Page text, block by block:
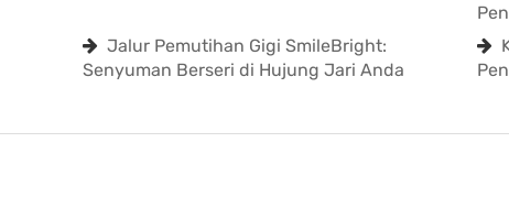
Jalur Pemutihan Gigi SmileBright:
Senyuman Berseri di Hujung Jari Anda